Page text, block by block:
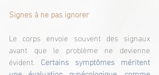
Signes à ne pas ignorer
Le corps envoie souvent des signaux
avant que le problème ne devienne
évident. Certains symptômes méritent